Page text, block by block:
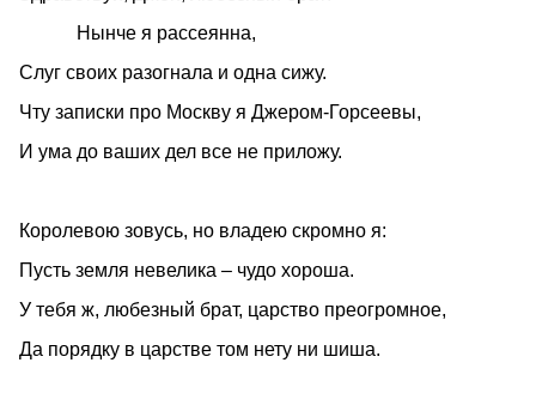
Нынче я рассеянна,
Слуг своих разогнала и одна сижу.
Чту записки про Москву я Джером-Горсеевы,
И ума до ваших дел все не приложу.
Королевою зовусь, но владею скромно я:
Пусть земля невелика – чудо хороша.
У тебя ж, любезный брат, царство преогромное,
Да порядку в царстве том нету ни шиша.